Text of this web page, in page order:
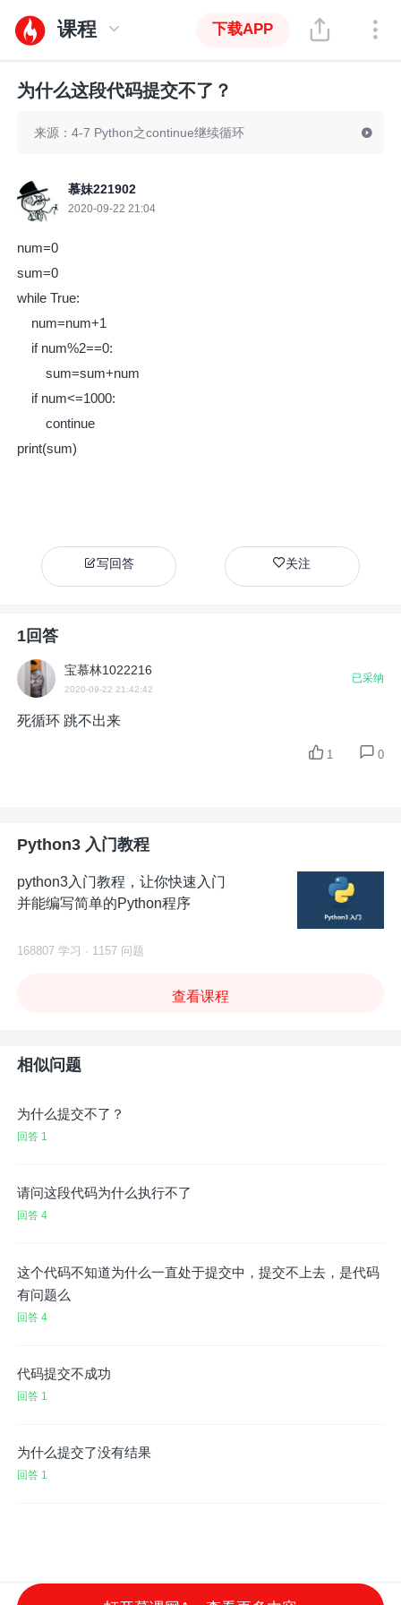
课程 下载APP
为什么这段代码提交不了？
来源：4-7 Python之continue继续循环
慕妹221902
2020-09-22 21:04
num=0
sum=0
while True:
num=num+1
if num%2==0:
sum=sum+num
if num<=1000:
continue
print(sum)
写回答 关注
1回答
宝慕林1022216
2020-09-22 21:42:42
已采纳
死循环 跳不出来
0
1
Python3 入门教程
python3入门教程，让你快速入门
并能编写简单的Python程序
168807 学习 · 1157 问题
查看课程
相似问题
为什么提交不了？
回答 1
请问这段代码为什么执行不了
回答 4
这个代码不知道为什么一直处于提交中，提交不上去，是代码
有问题么
回答 4
代码提交不成功
回答 1
为什么提交了没有结果
回答 1